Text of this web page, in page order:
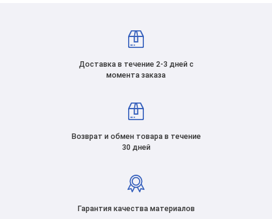
Доставка в течение 2-3 дней с
момента заказа
Возврат и обмен товара в течение
30 дней
Гарантия качества материалов